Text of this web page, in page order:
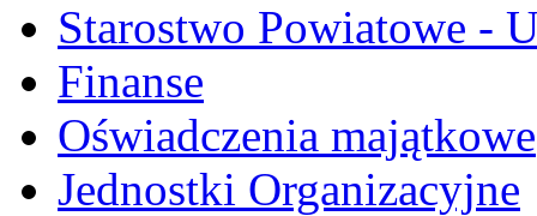
Starostwo Powiatowe -
Finanse
Oświadczenia majątkowe
Jednostki Organizacyjne